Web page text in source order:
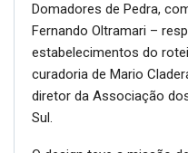
Domadores de Pedra,
Fernando Oltramari –
estabelecimentos do
curadoria de Mario
diretor da Associação
Sul.